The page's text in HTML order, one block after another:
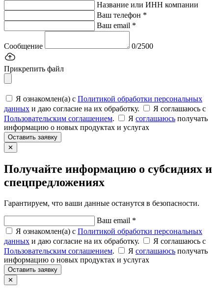
Название или ИНН компании
Ваш телефон *
Ваш email *
Сообщение 0/2500
Прикрепить файл
Я ознакомлен(а) с Политикой обработки персональных
данных и даю согласие на их обработку.
Я соглашаюсь c
Пользовательским соглашением. Я соглашаюсь получать
информацию о новых продуктах и услугах
Оставить заявку
✕
Получайте информацию о субсидиях и
спецпредложениях
Гарантируем, что ваши данные останутся в безопасности.
Ваш email *
Я ознакомлен(а) с Политикой обработки персональных
данных и даю согласие на их обработку.
Я соглашаюсь c
Пользовательским соглашением. Я соглашаюсь получать
информацию о новых продуктах и услугах
Оставить заявку
✕